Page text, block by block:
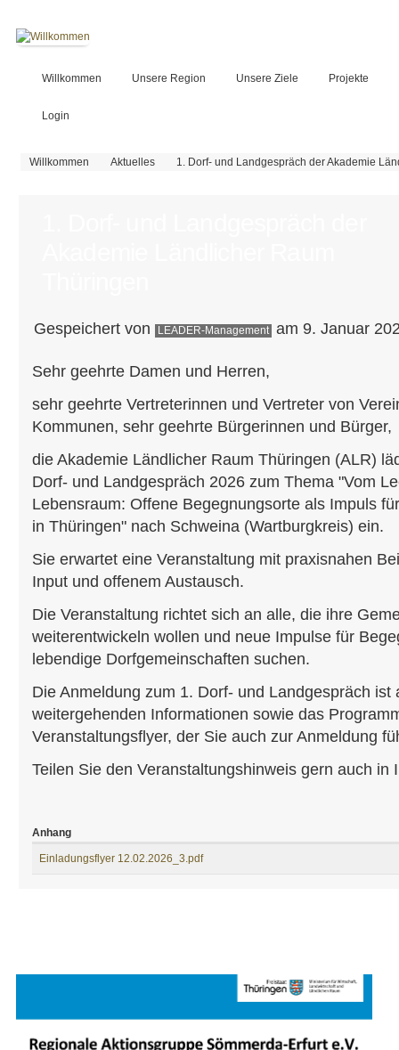
Willkommen Unsere Region Unsere Ziele Projekte
Login
Sie sind hier
Willkommen Aktuelles 1. Dorf- und Landgespräch der Akademie
Gespeichert von LEADER-Management am 9. Januar
Sehr geehrte Damen und Herren,
sehr geehrte Vertreterinnen und Vertreter von
Kommunen, sehr geehrte Bürgerinnen und Bürger,
die Akademie Ländlicher Raum Thüringen (ALR)
Dorf- und Landgespräch 2026 zum Thema "Vom
Lebensraum: Offene Begegnungsorte als Impuls
in Thüringen" nach Schweina (Wartburgkreis) ein.
Sie erwartet eine Veranstaltung mit praxisnahen
Input und offenem Austausch.
Die Veranstaltung richtet sich an alle, die ihre
weiterentwickeln wollen und neue Impulse für
lebendige Dorfgemeinschaften suchen.
Die Anmeldung zum 1. Dorf- und Landgespräch ist
weitergehenden Informationen sowie das
Veranstaltungsflyer, der Sie auch zur Anmeldung
Teilen Sie den Veranstaltungshinweis gern auch in
Anhang
Einladungsflyer 12.02.2026_3.pdf